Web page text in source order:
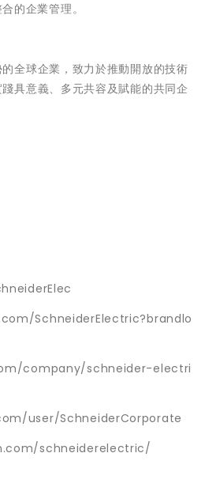
的企業管理。
全球企業 ，致力於推動開放的技術
踐具意義、多元共容及賦能的共同企
SchneiderElectric?brandlo
company/schneider-electri
user/SchneiderCorporate
schneiderelectric/